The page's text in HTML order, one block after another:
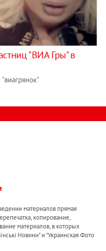
"ВИА Гры" в
материалов прямая
копирование,
материалов, в которых
Новини" и "Украинская Фото